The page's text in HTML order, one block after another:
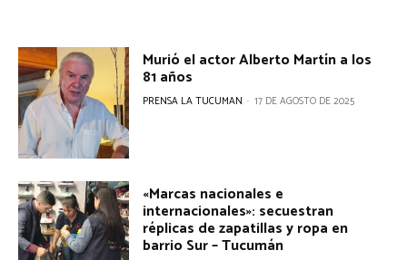
Murió el actor Alberto Martín a los
81 años
PRENSA LA TUCUMAN - 17 DE AGOSTO DE 2025
«Marcas nacionales e
internacionales»: secuestran
réplicas de zapatillas y ropa en
barrio Sur – Tucumán